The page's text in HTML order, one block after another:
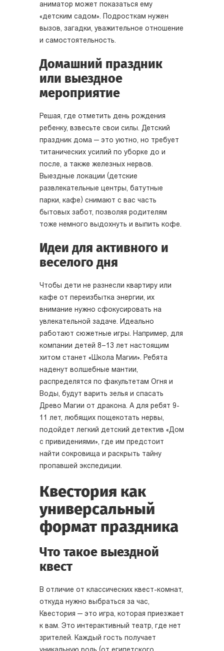
аниматор может показаться ему
«детским садом». Подросткам нужен
вызов, загадки, уважительное отношение
и самостоятельность.
Домашний праздник
или выездное
мероприятие
Решая, где отметить день рождения
ребенку, взвесьте свои силы. Детский
праздник дома — это уютно, но требует
титанических усилий по уборке до и
после, а также железных нервов.
Выездные локации (детские
развлекательные центры, батутные
парки, кафе) снимают с вас часть
бытовых забот, позволяя родителям
тоже немного выдохнуть и выпить кофе.
Идеи для активного и
веселого дня
Чтобы дети не разнесли квартиру или
кафе от переизбытка энергии, их
внимание нужно сфокусировать на
увлекательной задаче. Идеально
работают сюжетные игры. Например, для
компании детей 8–13 лет настоящим
хитом станет «Школа Магии». Ребята
наденут волшебные мантии,
распределятся по факультетам Огня и
Воды, будут варить зелья и спасать
Древо Магии от дракона. А для ребят 9-
11 лет, любящих пощекотать нервы,
подойдет легкий детский детектив «Дом
с привидениями», где им предстоит
найти сокровища и раскрыть тайну
пропавшей экспедиции.
Квестория как
универсальный
формат праздника
Что такое выездной
квест
В отличие от классических квест-комнат,
откуда нужно выбраться за час,
Квестория — это игра, которая приезжает
к вам. Это интерактивный театр, где нет
зрителей. Каждый гость получает